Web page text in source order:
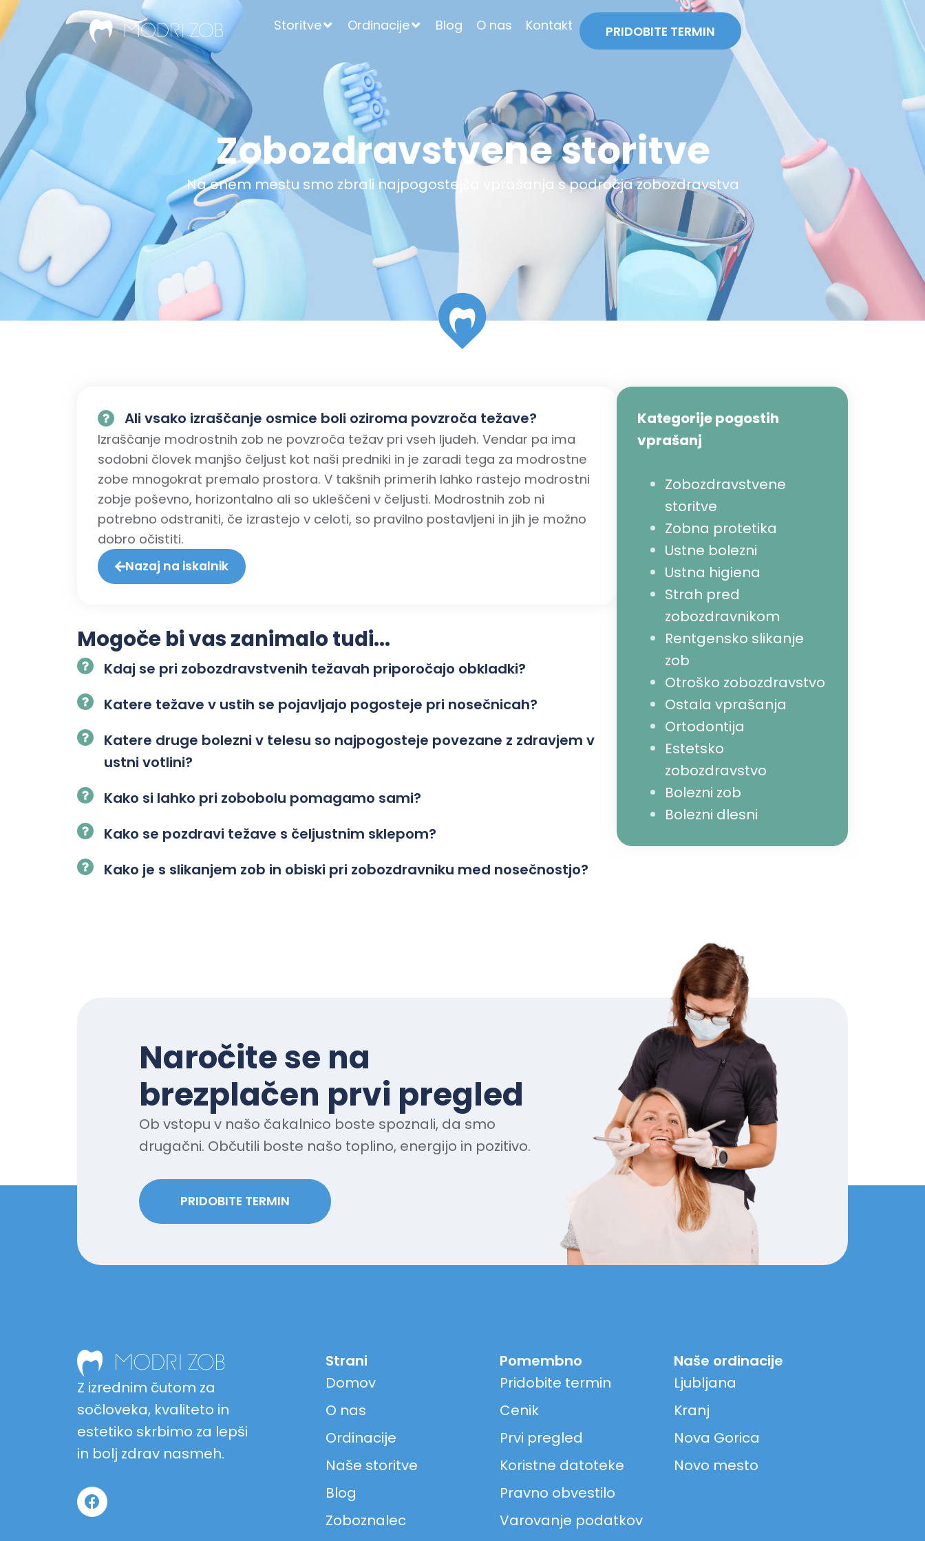
Storitve Ordinacije Blog O nas Kontakt PRIDOBITE TERMIN
Zobozdravstvene storitve
Na enem mestu smo zbrali najpogostejša vprašanja s področja zobozdravstva
Ali vsako izraščanje osmice boli oziroma povzroča težave?
Izraščanje modrostnih zob ne povzroča težav pri vseh ljudeh. Vendar pa ima
sodobni človek manjšo čeljust kot naši predniki in je zaradi tega za modrostne
zobe mnogokrat premalo prostora. V takšnih primerih lahko rastejo modrostni
zobje poševno, horizontalno ali so ukleščeni v čeljusti. Modrostnih zob ni
potrebno odstraniti, če izrastejo v celoti, so pravilno postavljeni in jih je možno
dobro očistiti.
Nazaj na iskalnik
Mogoče bi vas zanimalo tudi...
Kdaj se pri zobozdravstvenih težavah priporočajo obkladki?
Katere težave v ustih se pojavljajo pogosteje pri nosečnicah?
Katere druge bolezni v telesu so najpogosteje povezane z zdravjem v
ustni votlini?
Kako si lahko pri zobobolu pomagamo sami?
Kako se pozdravi težave s čeljustnim sklepom?
Kako je s slikanjem zob in obiski pri zobozdravniku med nosečnostjo?
Kategorije pogostih
vprašanj
Zobozdravstvene
storitve
Zobna protetika
Ustne bolezni
Ustna higiena
Strah pred
zobozdravnikom
Rentgensko slikanje
zob
Otroško zobozdravstvo
Ostala vprašanja
Ortodontija
Estetsko
zobozdravstvo
Bolezni zob
Bolezni dlesni
Naročite se na
brezplačen prvi pregled
Ob vstopu v našo čakalnico boste spoznali, da smo
drugačni. Občutili boste našo toplino, energijo in pozitivo.
PRIDOBITE TERMIN
Z izrednim čutom za
sočloveka, kvaliteto in
estetiko skrbimo za lepši
in bolj zdrav nasmeh.
Strani
Domov
O nas
Ordinacije
Naše storitve
Blog
Zoboznalec
Pomembno
Pridobite termin
Cenik
Prvi pregled
Koristne datoteke
Pravno obvestilo
Varovanje podatkov
Naše ordinacije
Ljubljana
Kranj
Nova Gorica
Novo mesto